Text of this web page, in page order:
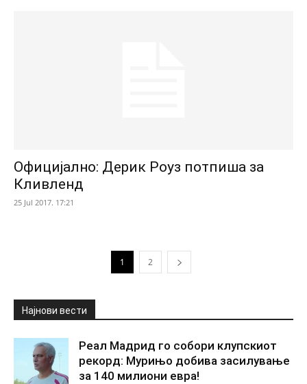
Официјално: Дерик Роуз потпиша за
Кливленд
25 Jul 2017. 17:21
1 2
Најнови вести
Реал Мадрид го собори клупскиот
рекорд: Мурињо добива засилување
за 140 милиони евра!